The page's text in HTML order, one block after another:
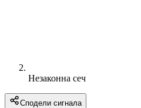
Незаконна сеч
Сподели сигнала